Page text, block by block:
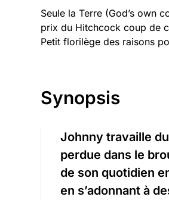
Seule la Terre (God’s own
prix du Hitchcock coup de
Petit florilège des raisons
Synopsis
Johnny travaille
perdue dans le
de son quotidien
en s’adonnant à